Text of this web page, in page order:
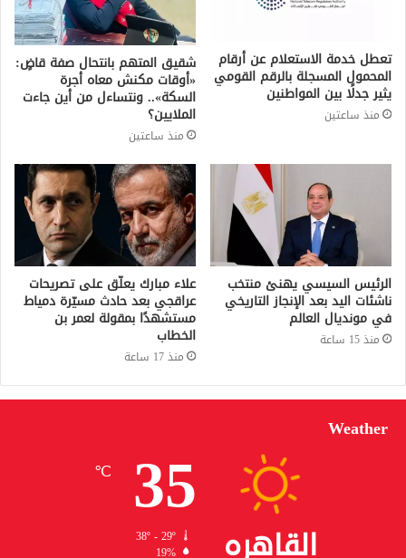
تعطل خدمة الاستعلام عن أرقام
المحمول المسجلة بالرقم القومي
يثير جدلًا بين المواطنين
منذ ساعتين
شقيق المتهم بانتحال صفة قاضٍ:
«أوقات مكنش معاه أجرة
السكة».. ونتساءل من أين جاءت
الملايين؟
منذ ساعتين
الرئيس السيسي يهنئ منتخب
ناشئات اليد بعد الإنجاز التاريخي
في مونديال العالم
منذ 15 ساعة
علاء مبارك يعلّق على تصريحات
عراقجي بعد حادث مسيّرة دمياط
مستشهدًا بمقولة لعمر بن
الخطاب
منذ 17 ساعة
Weather
القاهره
35
℃
38º - 29º
19%